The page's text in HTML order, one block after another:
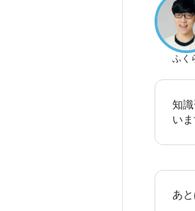
ふく
知
い
あ